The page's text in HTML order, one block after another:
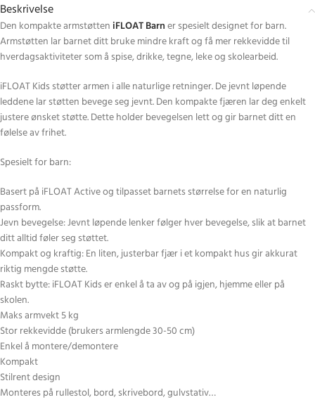
Beskrivelse
Den kompakte armstøtten iFLOAT Barner spesielt designet for barn.
Armstøtten lar barnet ditt bruke mindre kraft og få mer rekkevidde til
hverdagsaktiviteter som å spise, drikke, tegne, leke og skolearbeid.
iFLOAT Kids støtter armen i alle naturlige retninger. De jevnt løpende
leddene lar støtten bevege seg jevnt. Den kompakte fjæren lar deg enkelt
justere ønsket støtte. Dette holder bevegelsen lett og gir barnet ditt en
følelse av frihet.
Spesielt for barn:
Basert på iFLOAT Active og tilpasset barnets størrelse for en naturlig
passform.
Jevn bevegelse: Jevnt løpende lenker følger hver bevegelse, slik at barnet
ditt alltid føler seg støttet.
Kompakt og kraftig: En liten, justerbar fjær i et kompakt hus gir akkurat
riktig mengde støtte.
Raskt bytte: iFLOAT Kids er enkel å ta av og på igjen, hjemme eller på
skolen.
Maks armvekt 5 kg
Stor rekkevidde (brukers armlengde 30-50 cm)
Enkel å montere/demontere
Kompakt
Stilrent design
Monteres på rullestol, bord, skrivebord, gulvstativ…